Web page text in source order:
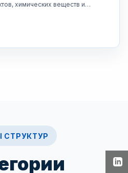
химических веществ и
СТРУКТУР